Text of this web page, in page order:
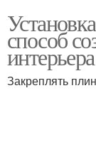
способ
интерьера
Закреплять